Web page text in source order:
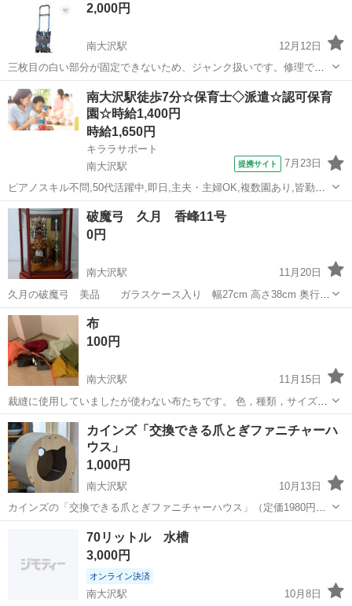
2,000円
南大沢駅
12月12日
三枚目の白い部分が固定できないため、ジャンク扱いです。修理でき
ればまだまだ、使えます。
東京 八王子市 南大沢駅 その他 ジャンク
南大沢駅徒歩7分☆保育士◇派遣☆認可保育
園☆時給1,400円
時給1,650円
キララサポート
南大沢駅
提携サイト 7月23日
ピアノスキル不問,50代活躍中,即日,主夫・主婦OK,複数園あり,皆勤手
当あり,残業ほぼなし,持ち帰り残業無し,40代活躍中,20代活躍中,社会福
祉法人,ブランクOK,30代活躍中,保育補助,園庭あり 保育業務全般、書
類(...
東京 八王子市 南大沢駅 保育士
破魔弓 久月 香峰11号
0円
南大沢駅
11月20日
久月の破魔弓 美品 ガラスケース入り 幅27cm 高さ38cm 奥行
26cm 箱（段ボール）付 取りに来てくれる方(玄関またはマンショ
ン下まで）、無料で差し上げます。
東京 八王子市
布
100円
南大沢駅
11月15日
裁縫に使用していましたが使わない布たちです。 色，種類，サイズ，
質感，レザーやレース系いろいろございます。まとめてお渡ししま
す。 中古品のためサイズや状態などが目安であることをご了承いただ
ける方のみお問い合わせください。...
東京 八王子市 南大沢駅 その他 レザー
カインズ「交換できる爪とぎファニチャーハ
ウス」
1,000円
南大沢駅
10月13日
カインズの「交換できる爪とぎファニチャーハウス」（定価1980円）
をうちの猫用に買いましたが、全然使ってくれないので売ります。 サ
イズなどはカインズのウェブページの画像を貼ったので確認くださ
い。 京王相模原線の南...
南大沢駅 その他
70リットル 水槽
3,000円
オンライン決済
南大沢駅
10月8日